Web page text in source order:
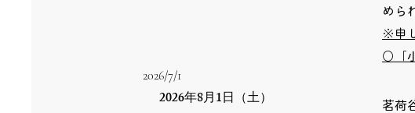
めら
※申
○「
2026/7/1
2026年8月 1日（土）
茗荷